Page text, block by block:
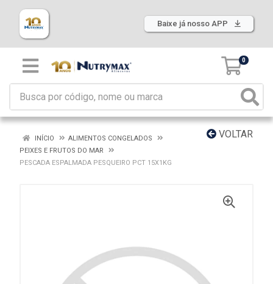
Baixe já nosso APP
0
VOLTAR
INÍCIO
ALIMENTOS CONGELADOS
PEIXES E FRUTOS DO MAR
PESCADA ESPALMADA PESQUEIRO PCT 15X1KG